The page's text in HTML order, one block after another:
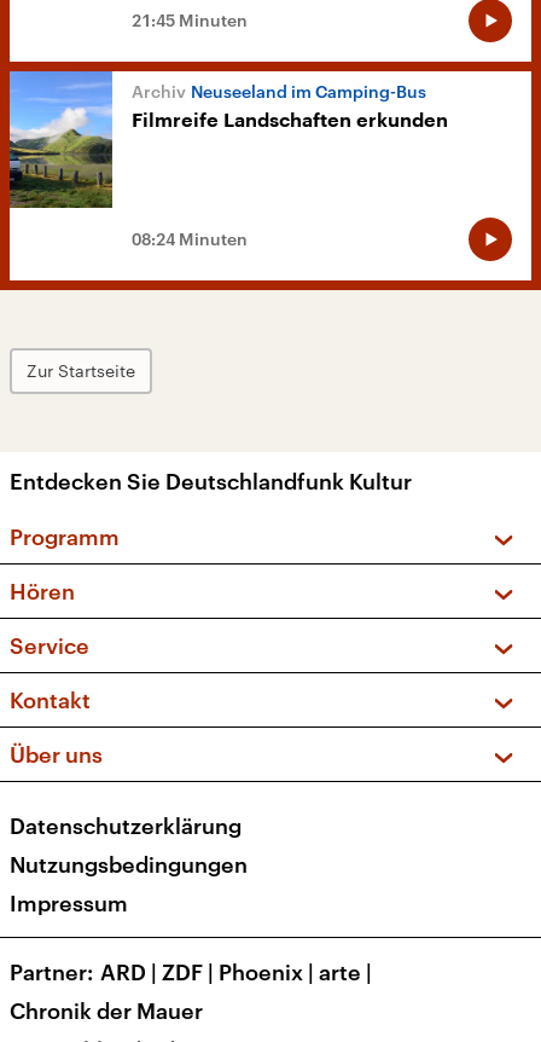
21:45 Minuten
Neuseeland im Camping-Bus
Filmreife Landschaften erkunden
08:24 Minuten
Zur Startseite
Entdecken Sie Deutschlandfunk Kultur
Programm
Sendungen und Podcasts
Musikliste
Kakadu – Das Kinderprogramm
Hören
Frequenzen (UKW + DAB+)
Service
FAQ
Apps
Newsletter
Veranstaltungen
Kontakt
Social Media
Über uns
Presse
Karriere
Transparenz
Datenschutzerklärung
Nutzungsbedingungen
Impressum
Partner ARD | ZDF | Phoenix | arte |
Chronik der Mauer